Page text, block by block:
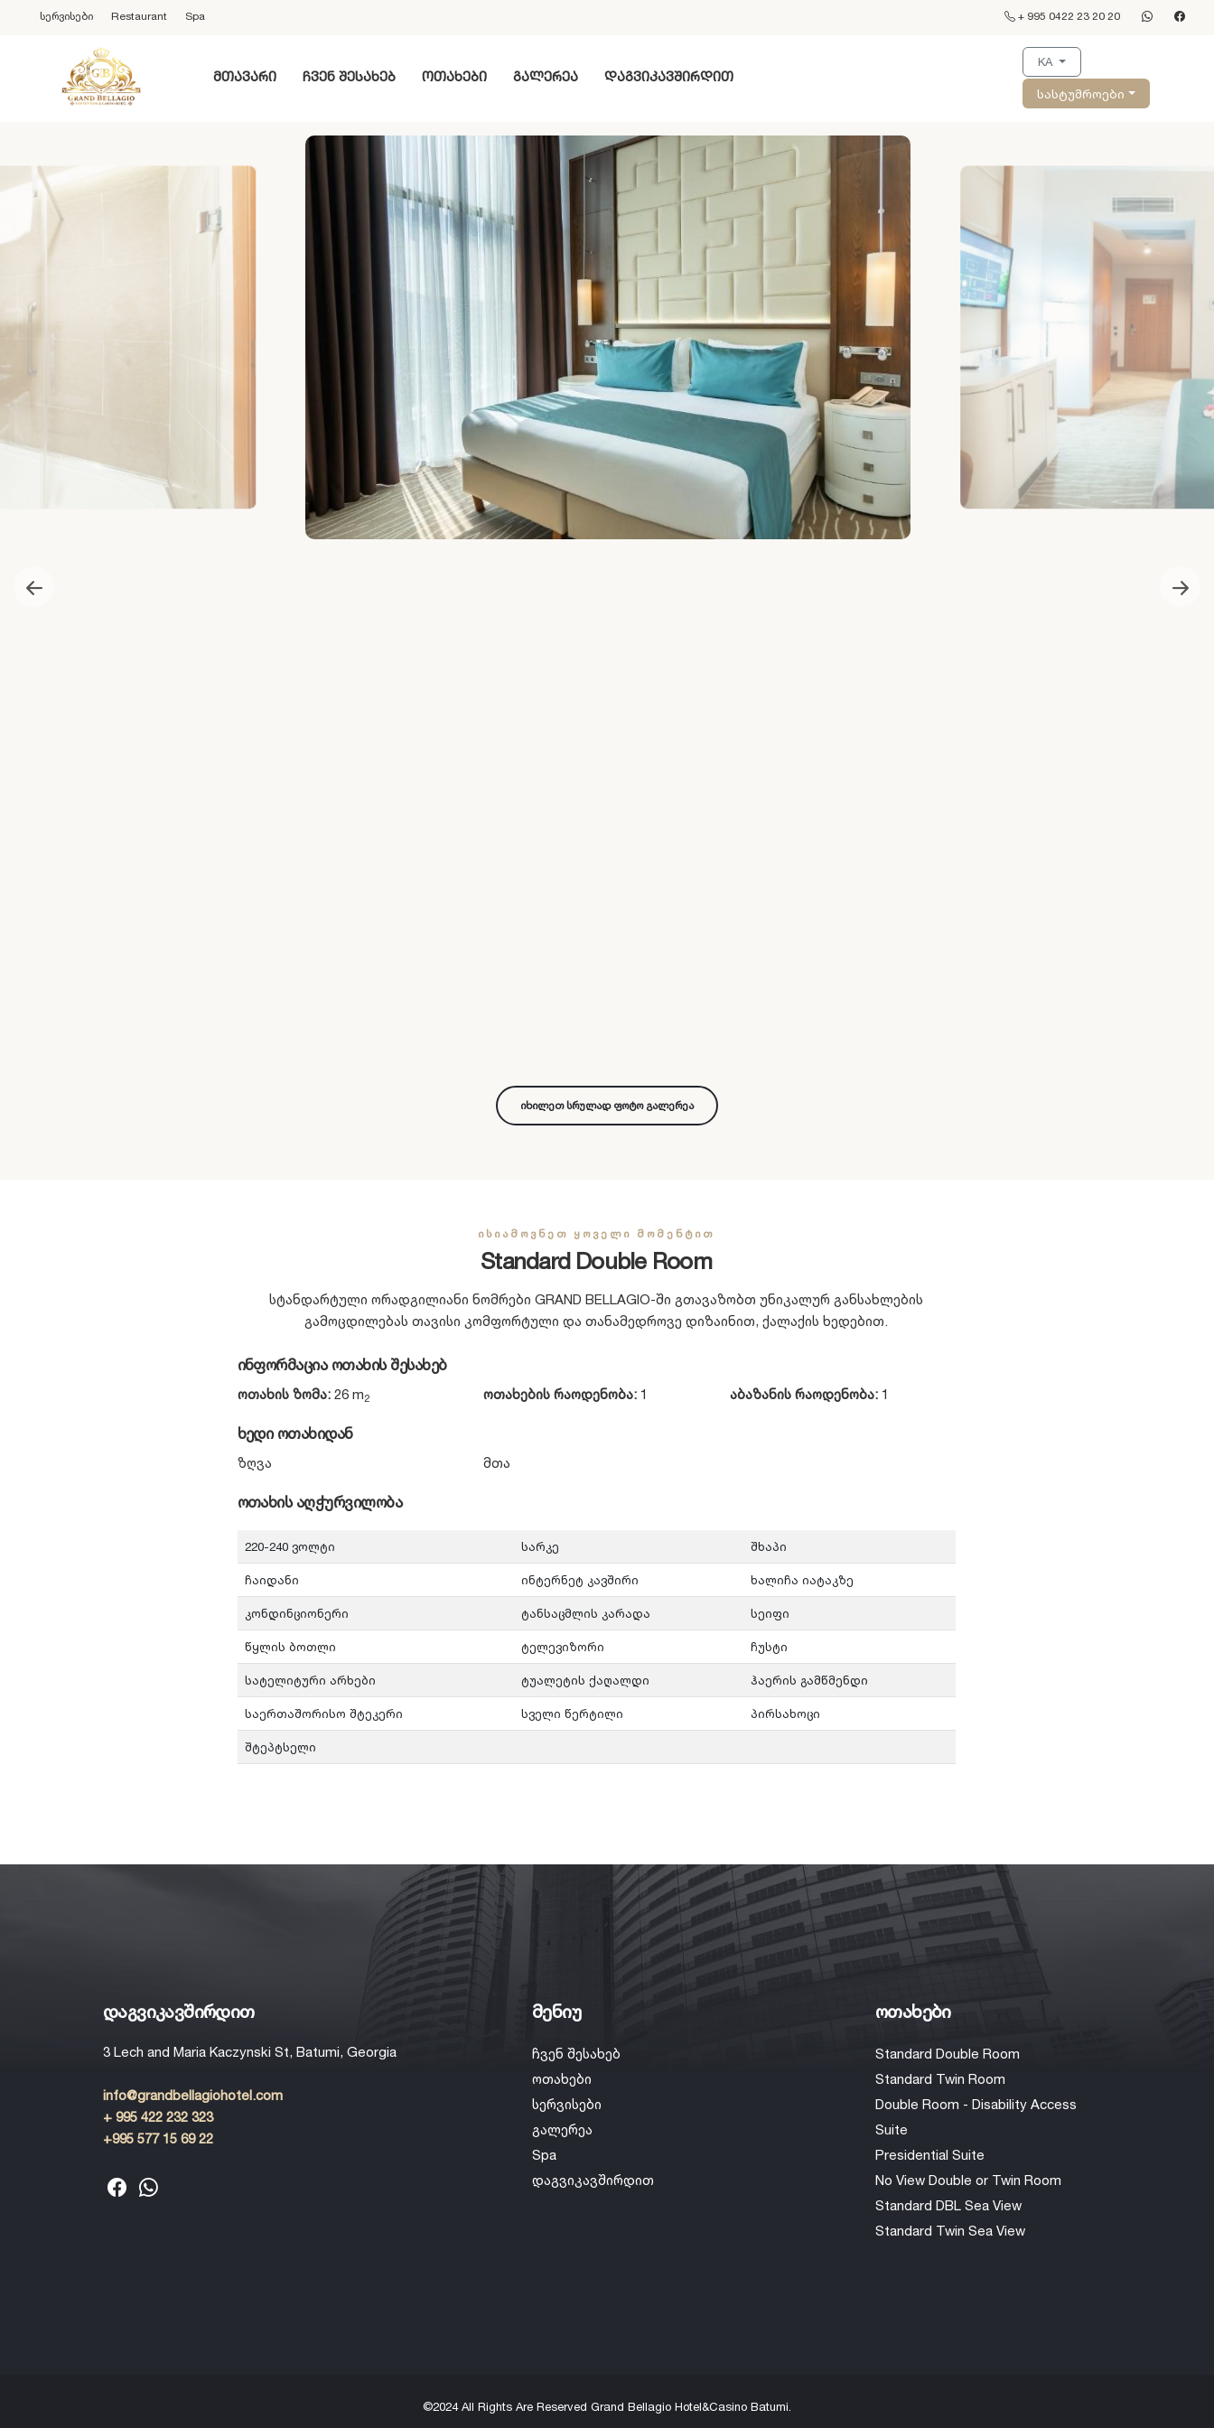
სერვისები Restaurant Spa + 995 0422 23 20 20
მთავარი ჩვენ შესახებ ოთახები გალერეა დაგვიკავშირდით
KA
სასტუმროები
იხილეთ სრულად ფოტო გალერეა
ᲘᲡᲘᲐᲛᲝᲕᲜᲔᲗ ᲧᲝᲕᲔᲚᲘ ᲛᲝᲛᲔᲜᲢᲘᲗ
Standard Double Room
სტანდარტული ორადგილიანი ნომრები GRAND BELLAGIO-ში გთავაზობთ უნიკალურ განსახლების
გამოცდილებას თავისი კომფორტული და თანამედროვე დიზაინით, ქალაქის ხედებით.
ინფორმაცია ოთახის შესახებ
ოთახის ზომა:26 m2 ოთახების რაოდენობა: 1 აბაზანის რაოდენობა: 1
ხედი ოთახიდან
ზღვა მთა
ოთახის აღჭურვილობა
220-240 ვოლტი სარკე შხაპი
ჩაიდანი ინტერნეტ კავშირი ხალიჩა იატაკზე
კონდინციონერი ტანსაცმლის კარადა სეიფი
წყლის ბოთლი ტელევიზორი ჩუსტი
სატელიტური არხები ტუალეტის ქაღალდი ჰაერის გამწმენდი
საერთაშორისო შტეკერი სველი წერტილი პირსახოცი
შტეპტსელი
დაგვიკავშირდით
3 Lech and Maria Kaczynski St, Batumi, Georgia
info@grandbellagiohotel.com
+ 995 422 232 323
+995 577 15 69 22
მენიუ
ჩვენ შესახებ
ოთახები
სერვისები
გალერეა
Spa
დაგვიკავშირდით
ოთახები
Standard Double Room
Standard Twin Room
Double Room - Disability Access
Suite
Presidential Suite
No View Double or Twin Room
Standard DBL Sea View
Standard Twin Sea View
©2024 All Rights Are Reserved Grand Bellagio Hotel&Casino Batumi.